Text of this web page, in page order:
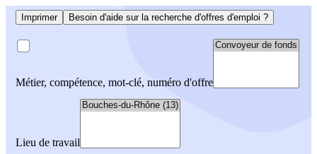
Imprimer Besoin d'aide sur la recherche d'offres d'emploi ?
Métier, compétence, mot-clé, numéro d'offre
Lieu de travail